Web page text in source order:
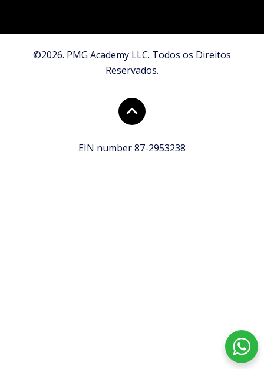
©2026. PMG Academy LLC. Todos os Direitos
Reservados.
EIN number 87-2953238